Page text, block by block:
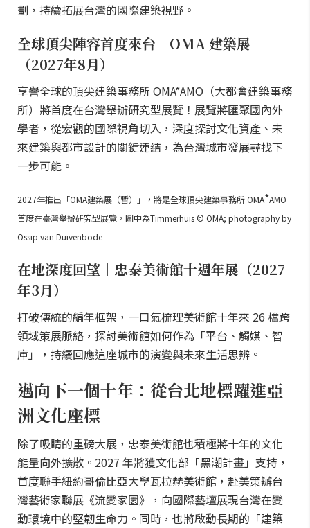
劃，持續拓展台灣的國際建築視野。
全球頂尖陣容首度來台｜OMA 建築展
（2027年8月）
享譽全球的頂尖建築事務所 OMA*AMO（大都會建築事務
所）將首度在台灣舉辦研究型展覽！展覽將匯聚國內外
學者，從宏觀的國際視角切入，深度探討文化資產、未
來建築與都市設計的關鍵連結，為台灣城市發展尋找下
一步可能。
2027年推出「OMA建築展（暫）」，將是全球頂尖建築事務所 OMA*AMO
首度在臺灣舉辦研究型展覽，圖中為Timmerhuis © OMA; photography by
Ossip van Duivenbode
在地深度回望｜忠泰美術館十週年展（2027
年3月）
打破傳統的編年框架，一口氣梳理美術館十年來 26 檔跨
領域策展脈絡，探討美術館如何作為「平台、觸媒、智
庫」，持續回應這座城市的演變與未來生活思辨。
邁向下一個十年：從台北地標躍進亞
洲文化座標
除了吸睛的重磅大展，忠泰美術館也積極將十年的文化
能量向外擴散。2027 年將獲文化部「黑潮計畫」支持，
首度聯手紐約哥倫比亞大學瓦拉赫美術館，赴美策辦台
灣藝術家聯展《流變家園》，向國際藝壇展現台灣在變
動環境中的堅韌生命力。同時，也將啟動長期的「建築